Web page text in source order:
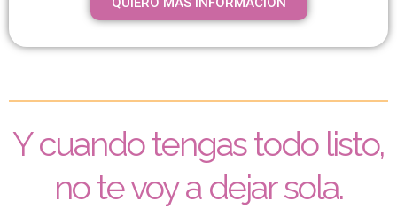
Y cuando tengas todo listo,
no te voy a dejar sola.